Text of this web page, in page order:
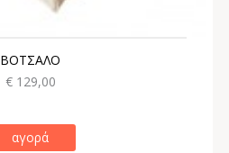
ΒΟΤΣΑΛΟ
€ 129,00
αγορά